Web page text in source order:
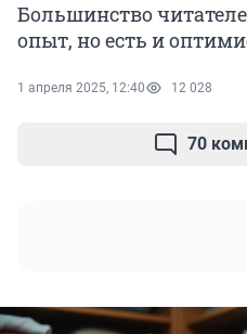
Большинство
опыт, но есть и
1 апреля 2025, 12:40 12 028
70